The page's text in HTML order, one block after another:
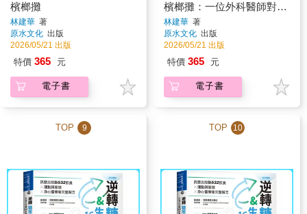
檳榔攤
林建華 著
原水文化 出版
2026/05/21 出版
特價 365 元
電子書
檳榔攤：一位外科醫師對人
生的回望
林建華 著
原水文化 出版
2026/05/21 出版
特價 365 元
電子書
TOP 9 TOP 10